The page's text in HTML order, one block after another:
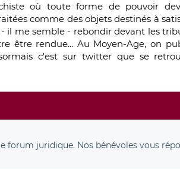
où toute forme de pouvoir
comme des objets destinés à
me semble - rebondir devant les
être rendue... Au Moyen-Age, on
c'est sur twitter que se
forum juridique. Nos bénévoles vous